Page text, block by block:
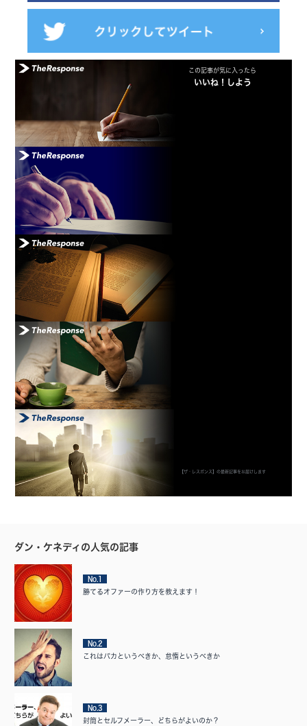
この記事が気に入ったら
いいね！しよう
【ザ・レスポンス】の最新記事をお届けします
ダン・ケネディの人気の記事
No.1
勝てるオファーの作り方を教えます！
No.2
これはバカというべきか、怠惰というべきか
No.3
封筒とセルフメーラー、どちらがよいのか？